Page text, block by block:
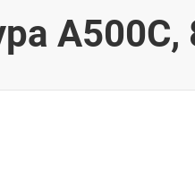
А500С,